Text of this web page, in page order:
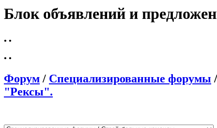
Блок объявлений и
• •
• •
Форум / Специализированные форумы
"Рексы".